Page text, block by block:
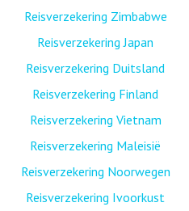
Reisverzekering Zimbabwe
Reisverzekering Japan
Reisverzekering Duitsland
Reisverzekering Finland
Reisverzekering Vietnam
Reisverzekering Maleisië
Reisverzekering Noorwegen
Reisverzekering Ivoorkust